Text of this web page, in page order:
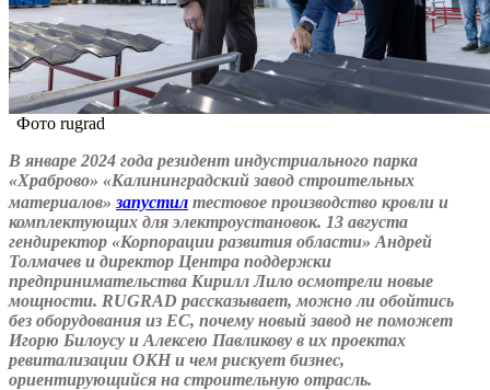
Фото rugrad
В январе 2024 года резидент индустриального парка
«Храброво» «Калининградский завод строительных
материалов» запустил тестовое производство кровли и
комплектующих для электроустановок. 13 августа
гендиректор «Корпорации развития области» Андрей
Толмачев и директор Центра поддержки
предпринимательства Кирилл Лило осмотрели новые
мощности. RUGRAD рассказывает, можно ли обойтись
без оборудования из ЕС, почему новый завод не поможет
Игорю Билоусу и Алексею Павликову в их проектах
ревитализации ОКН и чем рискует бизнес,
ориентирующийся на строительную отрасль.